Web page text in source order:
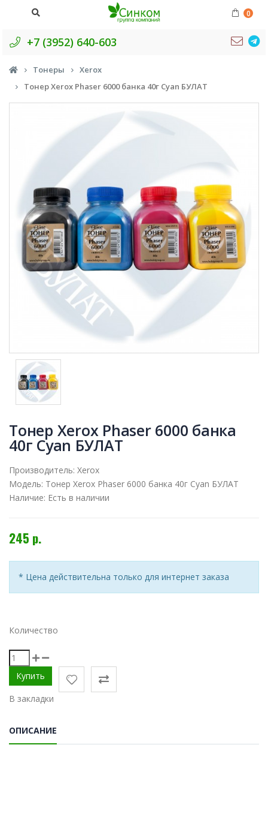
0
+7 (3952) 640-603
Тонеры
Xerox
Тонер Xerox Phaser 6000 банка 40г Cyan БУЛАТ
Тонер Xerox Phaser 6000 банка
40г Cyan БУЛАТ
Производитель: Xerox
Модель: Тонер Xerox Phaser 6000 банка 40г Cyan БУЛАТ
Наличие: Есть в наличии
245 р.
* Цена действительна только для интернет заказа
Количество
В закладки
ОПИСАНИЕ